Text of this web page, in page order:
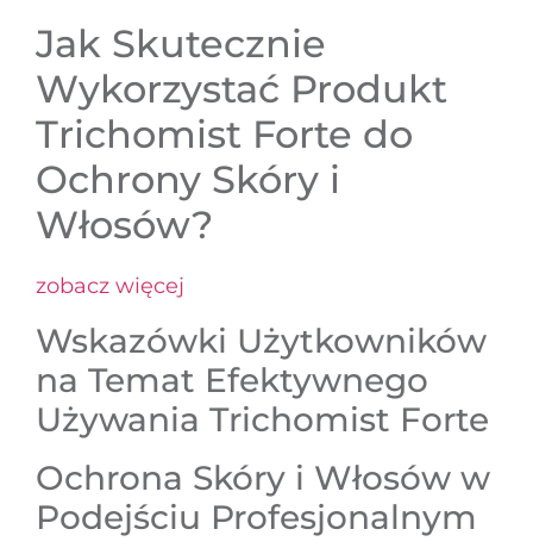
Jak Skutecznie
Wykorzystać Produkt
Trichomist Forte do
Ochrony Skóry i
Włosów?
zobacz więcej
Wskazówki Użytkowników
na Temat Efektywnego
Używania Trichomist Forte
Ochrona Skóry i Włosów w
Podejściu Profesjonalnym